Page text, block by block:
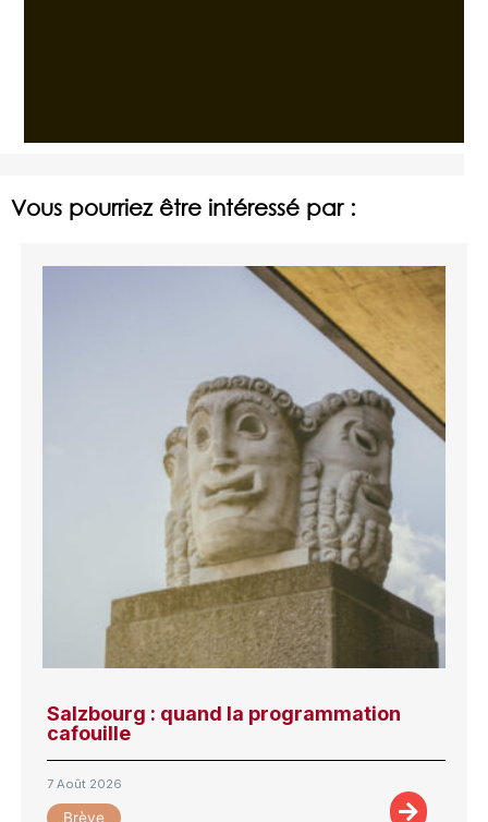
Vous pourriez être intéressé par :
Salzbourg : quand la programmation
cafouille
7 Août 2026
Brève